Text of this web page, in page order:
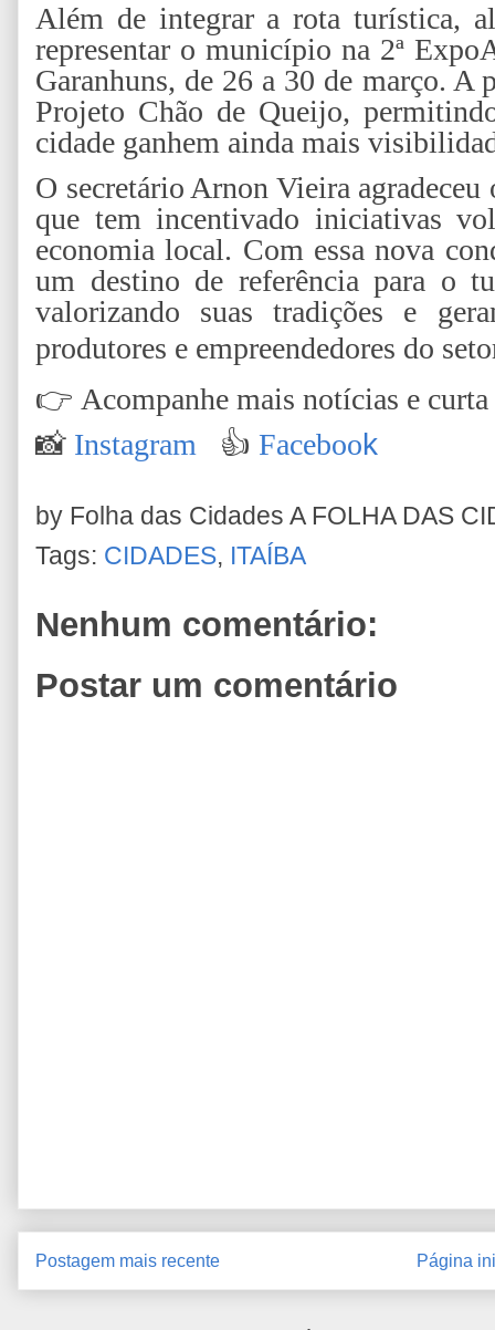
Além de integrar a rota turística,
representar o município na 2ª
Garanhuns, de 26 a 30 de março. A
Projeto Chão de Queijo,
cidade ganhem ainda mais
O secretário Arnon Vieira
que tem incentivado iniciativas
economia local. Com essa nova
um destino de referência para o
valorizando suas tradições e
produtores e empreendedores do
👉 Acompanhe mais notícias e curta
📸 Instagram 👍 Facebook
by Folha das Cidades A FOLHA DAS
Tags: CIDADES, ITAÍBA
Nenhum comentário:
Postar um comentário
Postagem mais recente Página